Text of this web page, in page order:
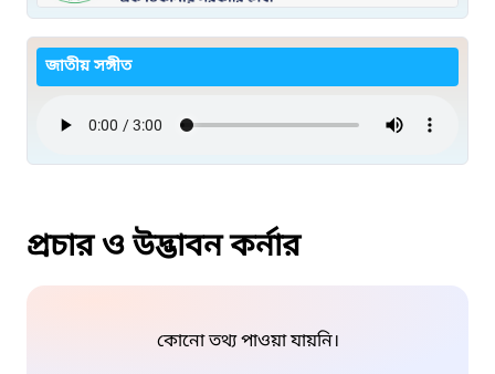
জাতীয় সঙ্গীত
প্রচার ও উদ্ভাবন কর্নার
কোনো তথ্য পাওয়া যায়নি।